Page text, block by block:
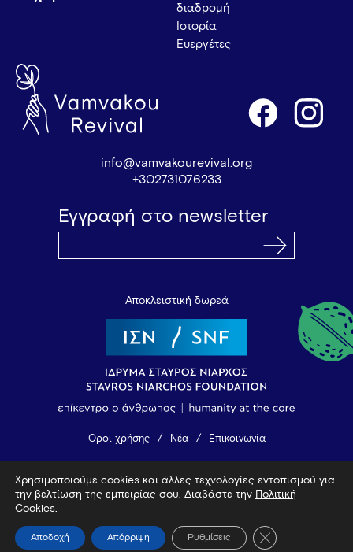
διαδρομή
Ιστορία
Ευεργέτες
info@vamvakourevival.org
+302731076233
Εγγραφή στο newsletter
Αποκλειστική δωρεά
Όροι χρήσης Νέα Επικοινωνία
© 2026 Vamvakou Revival
Χρησιμοποιούμε cookies και άλλες τεχνολογίες εντοπισμού για
την βελτίωση της εμπειρίας σου. Διαβάστε την
Πολιτική
Cookies.
Αποδοχή Απόρριψη Ρυθμίσεις Κλείσιμο του